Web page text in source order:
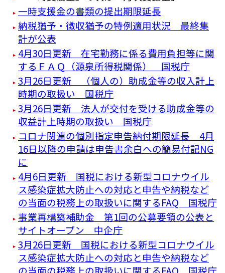
一時支援金の書類の提出期限延長
納税猶予・徴収猶予の特例適用状況 最終集
計が公表
4月30日更新 在宅勤務に係る費用負担等に関
するＦＡＱ（源泉所得税関係） 国税庁
3月26日更新 （個人の）助成金等の収入計上
時期の取扱い 国税庁
3月26日更新 法人が交付を受ける助成金等の
収益計上時期の取扱い 国税庁
コロナ関連の個別指定申告納付期限延長 4月
16日以降の申請は申告書余白への簡易付記NG
に
4月6日更新 国税における新型コロナウイル
ス感染症拡大防止への対応と申告や納税など
の当面の税務上の取扱いに関するFAQ 国税庁
事業再構築補助金 第1回の公募要領の公表と
サイトオープン 中企庁
3月26日更新 国税における新型コロナウイル
ス感染症拡大防止への対応と申告や納税など
の当面の税務上の取扱いに関するFAQ 国税庁